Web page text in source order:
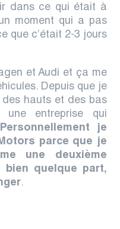
dans ce qui était à
moment qui a pas
que c’était 2-3 jours
et Audi et ça me
Depuis que je
hauts et des bas
entreprise qui
Personnellement je
parce que je
une deuxième
quelque part,
.